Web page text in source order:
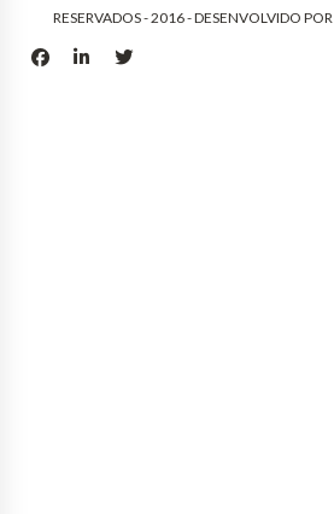
RESERVADOS - 2016 - DESENVOLVIDO POR